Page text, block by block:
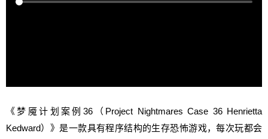
《梦魇计划案例36（Project Nightmares Case 36 Henrietta
Kedward）》是一款具有程序结构的生存恐怖游戏，每次玩都会